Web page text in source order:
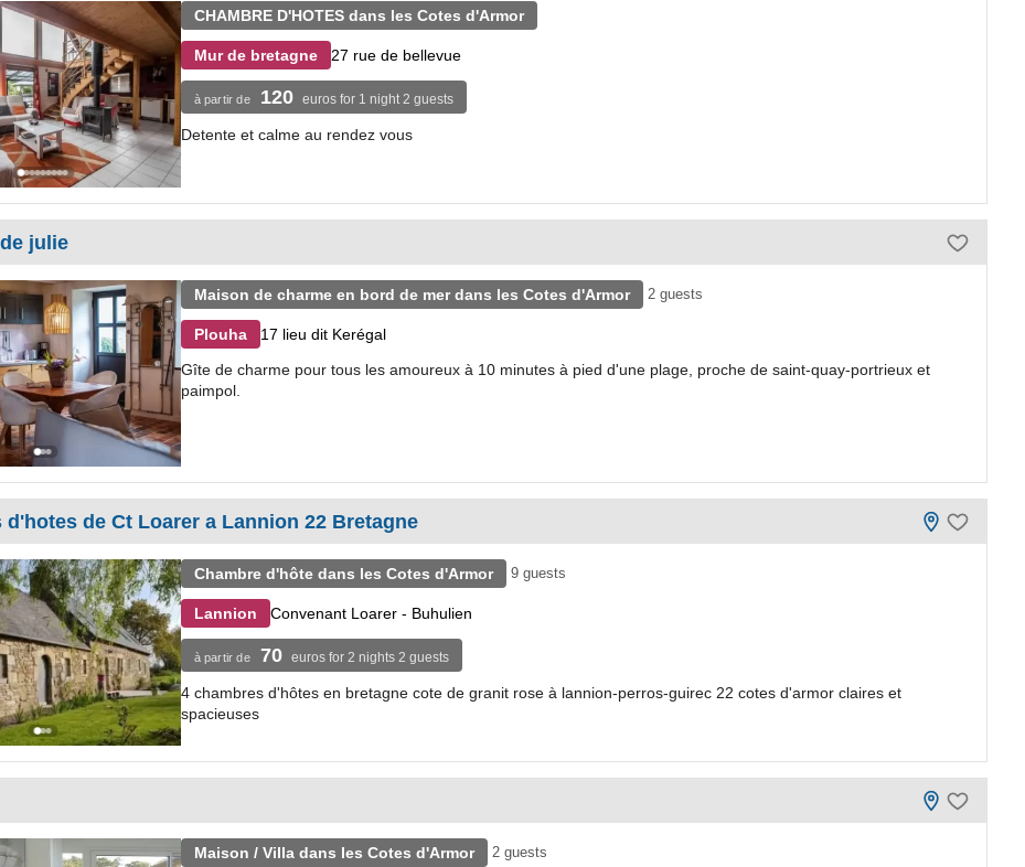
CHAMBRE D'HOTES dans les Cotes d'Armor
Mur de bretagne 27 rue de bellevue
à partir de 120 euros for 1 night 2 guests
Detente et calme au rendez vous
julie
Maison de charme en bord de mer dans les Cotes d'Armor 2 guests
Plouha 17 lieu dit Kerégal
Gîte de charme pour tous les amoureux à 10 minutes à pied d'une plage, proche de saint-quay-portrieux et
paimpol.
d'hotes de Ct Loarer a Lannion 22 Bretagne
Chambre d'hôte dans les Cotes d'Armor 9 guests
Lannion Convenant Loarer - Buhulien
à partir de 70 euros for 2 nights 2 guests
4 chambres d'hôtes en bretagne cote de granit rose à lannion-perros-guirec 22 cotes d'armor claires et
spacieuses
Maison / Villa dans les Cotes d'Armor 2 guests